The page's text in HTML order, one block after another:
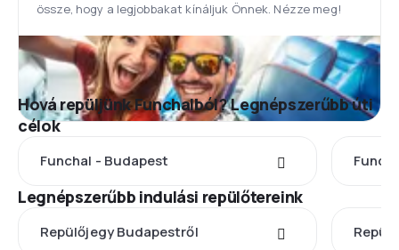
össze, hogy a legjobbakat kínáljuk Önnek. Nézze meg!
Hová repüljünk Funchalból? Legnépszerűbb úti
célok
Funchal - Budapest
Legnépszerűbb indulási repülőtereink
Repülőjegy Budapestről